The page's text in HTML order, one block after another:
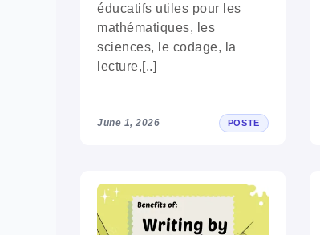
éducatifs utiles pour les
mathématiques, les
sciences, le codage, la
lecture,[..]
June 1, 2026 POSTE